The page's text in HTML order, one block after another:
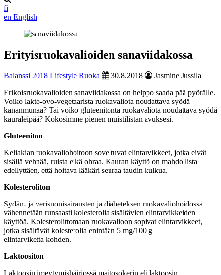
fi
en English
Erityisruokavalioiden sanaviidakossa
Balanssi 2018 Lifestyle Ruoka 30.8.2018
Jasmine Jussila
Erikoisruokavalioiden sanaviidakossa on helppo saada pää pyörälle.
Voiko lakto-ovo-vegetaarista ruokavaliota noudattava syödä
kananmunaa? Tai voiko gluteenitonta ruokavaliota noudattava syödä
kauraleipää? Kokosimme pienen muistilistan avuksesi.
Gluteeniton
Keliakian ruokavaliohoitoon soveltuvat elintarvikkeet, jotka eivät
sisällä vehnää, ruista eikä ohraa. Kauran käyttö on mahdollista
edellyttäen, että hoitava lääkäri seuraa taudin kulkua.
Kolesteroliton
Sydän- ja verisuonisairausten ja diabeteksen ruokavaliohoidossa
vähennetään runsaasti kolesterolia sisältävien elintarvikkeiden
käyttöä. Kolesterolittomaan ruokavalioon sopivat elintarvikkeet,
jotka sisältävät kolesterolia enintään 5 mg/100 g
elintarviketta kohden.
Laktoositon
Laktoosin imeytymishäiriossä maitosokerin eli laktoosin